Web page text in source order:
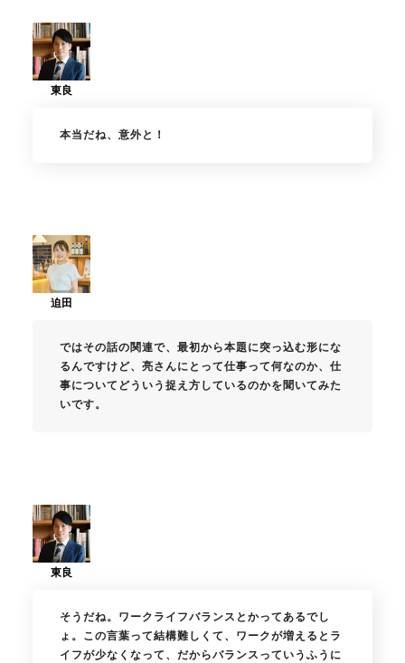
本当だね、意外と！
ではその話の関連で、最初から本題に突っ込む形にな
るんですけど、亮さんにとって仕事って何なのか、仕
事についてどういう捉え方しているのかを聞いてみた
いです。
そうだね。ワークライフバランスとかってあるでし
ょ。この言葉って結構難しくて、ワークが増えるとラ
イフが少なくなって、だからバランスっていうふうに